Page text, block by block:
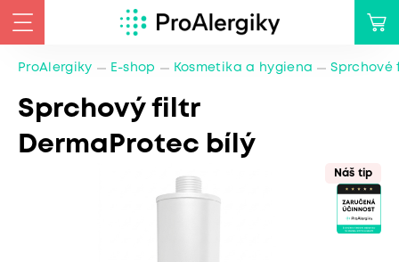
ProAlergiky E-shop Kosmetika a hygiena Sprchové
Sprchový filtr
DermaProtec bílý
Náš tip